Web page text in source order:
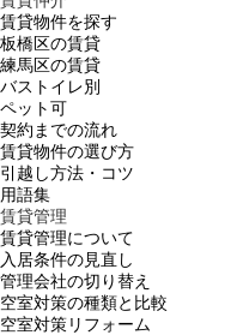
賃貸物件を探す
板橋区の賃貸
練馬区の賃貸
バストイレ別
ペット可
契約までの流れ
賃貸物件の選び方
引越し方法・コツ
用語集
賃貸管理
賃貸管理について
入居条件の見直し
管理会社の切り替え
空室対策の種類と比較
空室対策リフォーム